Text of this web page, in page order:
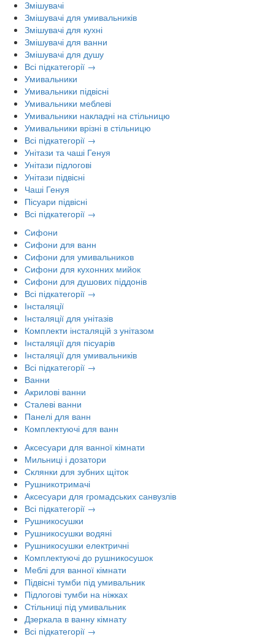
Змішувачі
Змішувачі для умивальників
Змішувачі для кухні
Змішувачі для ванни
Змішувачі для душу
Всі підкатегорії →
Умивальники
Умивальники підвісні
Умивальники меблеві
Умивальники накладні на стільницю
Умивальники врізні в стільницю
Всі підкатегорії →
Унітази та чаші Генуя
Унітази підлогові
Унітази підвісні
Чаші Генуя
Пісуари підвісні
Всі підкатегорії →
Сифони
Сифони для ванн
Сифони для умивальников
Сифони для кухонних мийок
Сифони для душових піддонів
Всі підкатегорії →
Інсталяції
Інсталяції для унітазів
Комплекти інсталяцій з унітазом
Інсталяції для пісуарів
Інсталяції для умивальників
Всі підкатегорії →
Ванни
Акрилові ванни
Сталеві ванни
Панелі для ванн
Комплектуючі для ванн
Аксесуари для ванної кімнати
Мильниці і дозатори
Склянки для зубних щіток
Рушникотримачі
Аксесуари для громадських санвузлів
Всі підкатегорії →
Рушникосушки
Рушникосушки водяні
Рушникосушки електричні
Комплектуючі до рушникосушок
Меблі для ванної кімнати
Підвісні тумби під умивальник
Підлогові тумби на ніжках
Стільниці під умивальник
Дзеркала в ванну кімнату
Всі підкатегорії →